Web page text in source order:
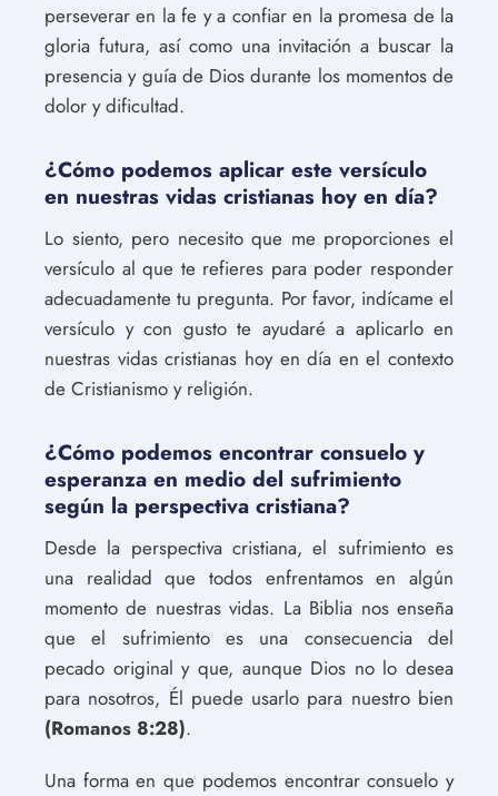
perseverar en la fe y a confiar en la promesa de la
gloria futura, así como una invitación a buscar la
presencia y guía de Dios durante los momentos de
dolor y dificultad.
¿Cómo podemos aplicar este versículo
en nuestras vidas cristianas hoy en día?
Lo siento, pero necesito que me proporciones el
versículo al que te refieres para poder responder
adecuadamente tu pregunta. Por favor, indícame el
versículo y con gusto te ayudaré a aplicarlo en
nuestras vidas cristianas hoy en día en el contexto
de Cristianismo y religión.
¿Cómo podemos encontrar consuelo y
esperanza en medio del sufrimiento
según la perspectiva cristiana?
Desde la perspectiva cristiana, el sufrimiento es
una realidad que todos enfrentamos en algún
momento de nuestras vidas. La Biblia nos enseña
que el sufrimiento es una consecuencia del
pecado original y que, aunque Dios no lo desea
para nosotros, Él puede usarlo para nuestro bien
(Romanos 8:28).
Una forma en que podemos encontrar consuelo y